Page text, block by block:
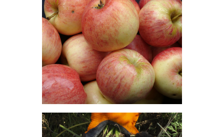
Elevage
Les surfaces Exploitées en Prairies
représentent 10% de l'assolement.
Pomme
L'Arboriculture du grand sud